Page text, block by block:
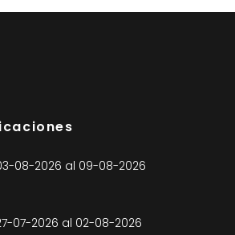
08-2026 al 09-08-2026
07-2026 al 02-08-2026